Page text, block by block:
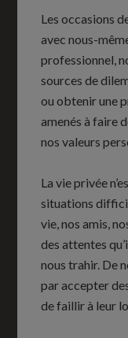
Les occasions
avec nous-
professionnel,
sources de
ou obtenir une
amenés à faire
nos valeurs
La vie privée
situations
vie, nos amis,
des attentes
nous trahir. De
par accepter
de faillir à leur